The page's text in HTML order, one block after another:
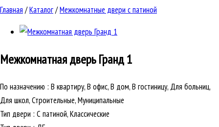
Главная /Каталог/Межкомнатные двери с патиной
Межкомнатная дверь Гранд 1
По назначению : В квартиру, В офис, В дом, В гостиницу, Для больниц,
Для школ, Строительные, Муниципальные
Тип двери : С патиной, Классические